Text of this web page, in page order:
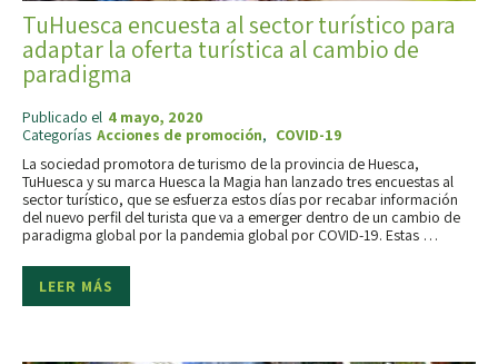
TuHuesca encuesta al sector turístico para
adaptar la oferta turística al cambio de
paradigma
Publicado el 4 mayo, 2020
Categorías Acciones de promoción, COVID-19
La sociedad promotora de turismo de la provincia de Huesca,
TuHuesca y su marca Huesca la Magia han lanzado tres encuestas al
sector turístico, que se esfuerza estos días por recabar información
del nuevo perfil del turista que va a emerger dentro de un cambio de
paradigma global por la pandemia global por COVID-19. Estas …
LEER MÁS